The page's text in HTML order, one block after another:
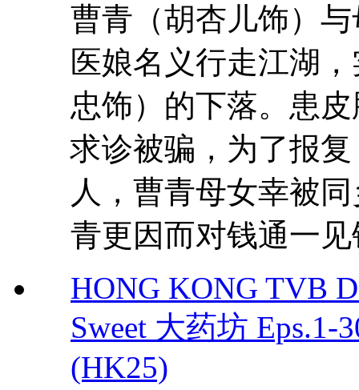
曹青（胡杏儿饰）
医娘名义行走江湖
忠饰）的下落。患
求诊被骗，为了报
人，曹青母女幸被
青更因而对钱通一
HONG KONG TVB
Sweet 大药坊 Eps.1-
(HK25)